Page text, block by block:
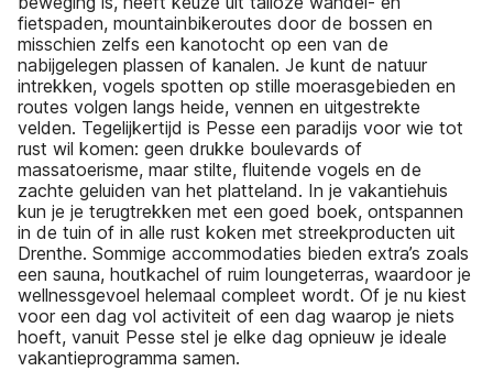
fietspaden, mountainbikeroutes door de bossen en
misschien zelfs een kanotocht op een van de
nabijgelegen plassen of kanalen. Je kunt de natuur
intrekken, vogels spotten op stille moerasgebieden en
routes volgen langs heide, vennen en uitgestrekte
velden. Tegelijkertijd is Pesse een paradijs voor wie tot
rust wil komen: geen drukke boulevards of
massatoerisme, maar stilte, fluitende vogels en de
zachte geluiden van het platteland. In je vakantiehuis
kun je je terugtrekken met een goed boek, ontspannen
in de tuin of in alle rust koken met streekproducten uit
Drenthe. Sommige accommodaties bieden extra’s zoals
een sauna, houtkachel of ruim loungeterras, waardoor je
wellnessgevoel helemaal compleet wordt. Of je nu kiest
voor een dag vol activiteit of een dag waarop je niets
hoeft, vanuit Pesse stel je elke dag opnieuw je ideale
vakantieprogramma samen.